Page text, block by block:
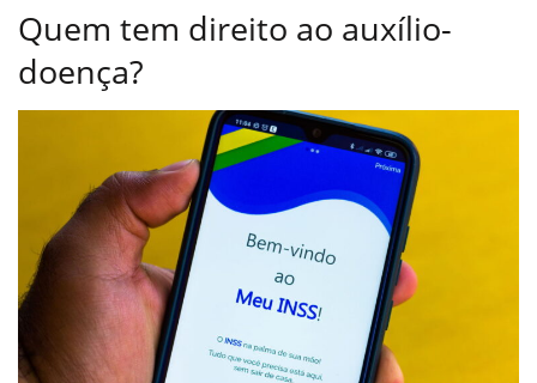
Quem tem direito ao auxílio-
doença?